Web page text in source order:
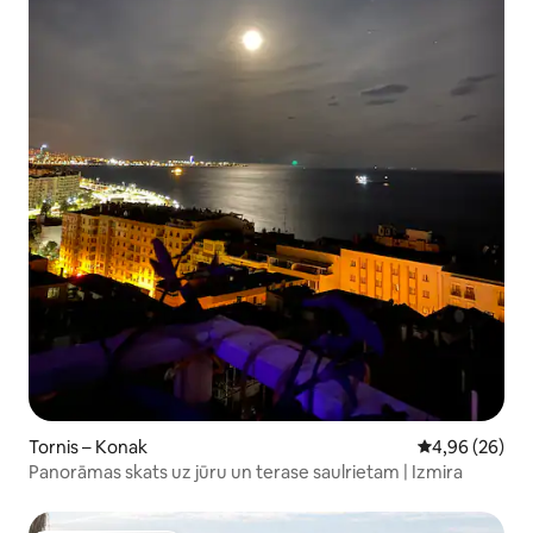
Tornis – Konak Vidējais
4,96 (26)
Panorāmas skats uz jūru un terase saulrietam | Izmira